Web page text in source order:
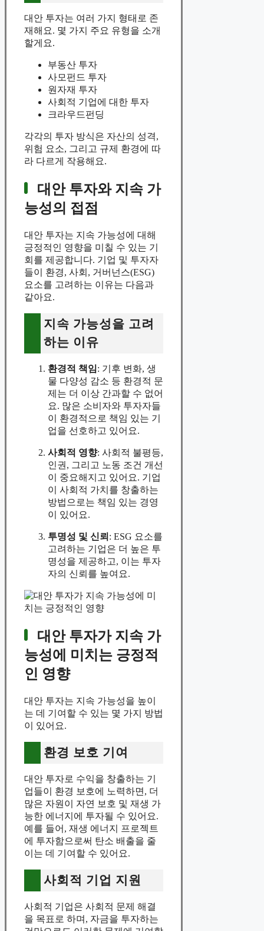
대안 투자는 여러 가지 형태로 존
재해요. 몇 가지 주요 유형을 소개
할게요.
부동산 투자
사모펀드 투자
원자재 투자
사회적 기업에 대한 투자
크라우드펀딩
각각의 투자 방식은 자산의 성격,
위험 요소, 그리고 규제 환경에 따
라 다르게 작용해요.
대안 투자와 지속 가
능성의 접점
대안 투자는 지속 가능성에 대해
긍정적인 영향을 미칠 수 있는 기
회를 제공합니다. 기업 및 투자자
들이 환경, 사회, 거버넌스(ESG)
요소를 고려하는 이유는 다음과
같아요.
지속 가능성을 고려
하는 이유
환경적 책임: 기후 변화, 생
물 다양성 감소 등 환경적 문
제는 더 이상 간과할 수 없어
요. 많은 소비자와 투자자들
이 환경적으로 책임 있는 기
업을 선호하고 있어요.
사회적 영향: 사회적 불평등,
인권, 그리고 노동 조건 개선
이 중요해지고 있어요. 기업
이 사회적 가치를 창출하는
방법으로는 책임 있는 경영
이 있어요.
투명성 및 신뢰 : ESG 요소를
고려하는 기업은 더 높은 투
명성을 제공하고, 이는 투자
자의 신뢰를 높여요.
대안 투자가 지속 가
능성에 미치는 긍정적
인 영향
대안 투자는 지속 가능성을 높이
는 데 기여할 수 있는 몇 가지 방법
이 있어요.
환경 보호 기여
대안 투자로 수익을 창출하는 기
업들이 환경 보호에 노력하면, 더
많은 자원이 자연 보호 및 재생 가
능한 에너지에 투자될 수 있어요.
예를 들어, 재생 에너지 프로젝트
에 투자함으로써 탄소 배출을 줄
이는 데 기여할 수 있어요.
사회적 기업 지원
사회적 기업은 사회적 문제 해결
을 목표로 하며, 자금을 투자하는